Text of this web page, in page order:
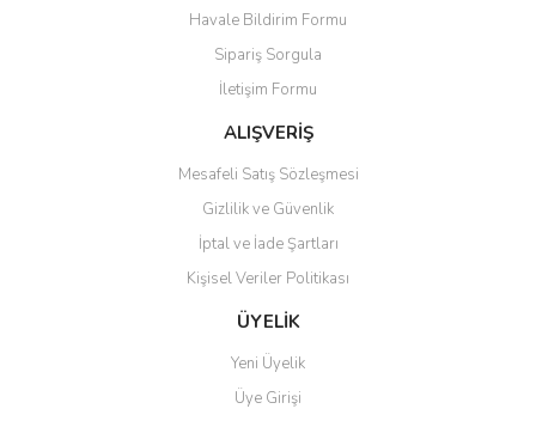
Ürün açıklamasında eksik bilgiler bulunuyor.
Ürün bilgilerinde hatalar bulunuyor.
Ürün fiyatı diğer sitelerden daha pahalı.
Bu ürüne benzer farklı alternatifler olmalı.
Gönder
Havale Bildirim Formu
Sipariş Sorgula
İletişim Formu
ALIŞVERİŞ
Mesafeli Satış Sözleşmesi
Gizlilik ve Güvenlik
İptal ve İade Şartları
Kişisel Veriler Politikası
ÜYELİK
Yeni Üyelik
Üye Girişi